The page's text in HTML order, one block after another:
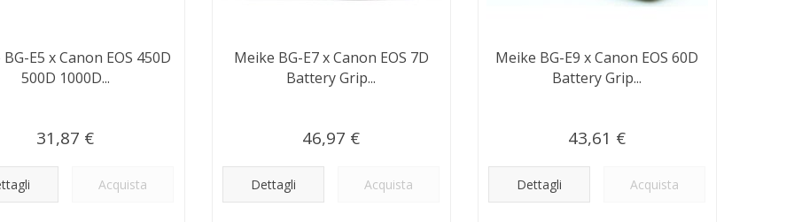
E5 x Canon EOS 450D
500D 1000D...
31,87 €
Acquista
Meike BG-E7 x Canon EOS 7D
Battery Grip...
46,97 €
Dettagli Acquista
Meike BG-E9 x Canon EOS 60D
Battery Grip...
43,61 €
Dettagli Acquista